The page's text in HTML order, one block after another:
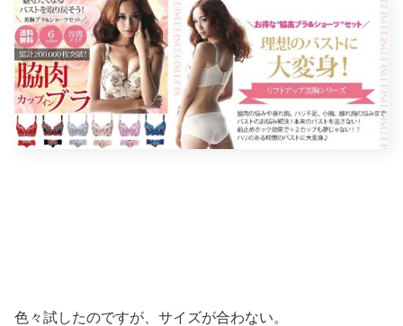
色々試したのですが、サイズが合わない。